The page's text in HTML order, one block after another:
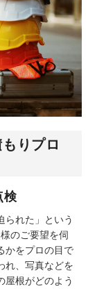
りプロ
検
られた」という
のご要望を伺
かをプロの目で
れ、写真などを
屋根がどのよう